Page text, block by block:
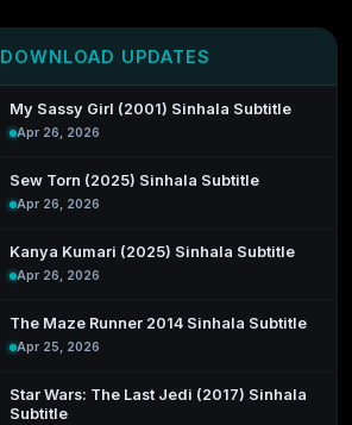
DOWNLOAD UPDATES
My Sassy Girl (2001) Sinhala Subtitle
Apr 26, 2026
Sew Torn (2025) Sinhala Subtitle
Apr 26, 2026
Kanya Kumari (2025) Sinhala Subtitle
Apr 26, 2026
The Maze Runner 2014 Sinhala Subtitle
Apr 25, 2026
Star Wars: The Last Jedi (2017) Sinhala
Subtitle